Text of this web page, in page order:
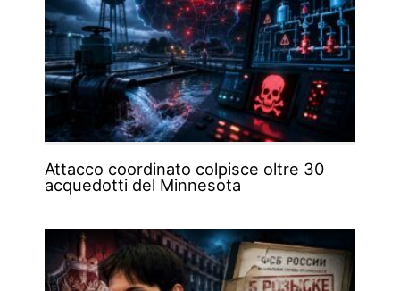
Attacco coordinato colpisce oltre 30
acquedotti del Minnesota